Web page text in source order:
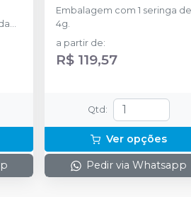
Embalagem com 1 seringa de
4g.
a partir de:
R$ 119,57
Qtd :
Ver opções
Pedir via Whatsapp